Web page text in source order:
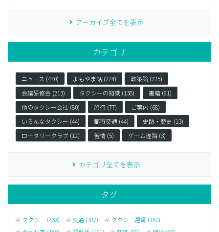
アーカイブ全てを表示
カテゴリ
ニュース (470) よもやま話 (274)
政策論 (225)
会議研修会 (213)
タクシーの知識 (138)
書籍 (91)
他のタクシー会社 (80)
旅行 (77)
ご案内 (68)
いろんなタクシー (44)
都市交通 (44)
史跡・歴史 (13)
ロータリークラブ (12)
苦情 (5) ゲーム理論 (3)
カテゴリ全てを表示
タグ
タクシー (433) 交通 (187)
タクシー運賃 (160)